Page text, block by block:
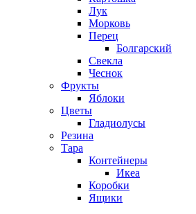
Лук
Морковь
Перец
Болгарский
Свекла
Чеснок
Фрукты
Яблоки
Цветы
Гладиолусы
Резина
Тара
Контейнеры
Икеа
Коробки
Ящики